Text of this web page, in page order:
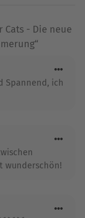
Cats - Die neue
Spannend, ich
wunderschön!